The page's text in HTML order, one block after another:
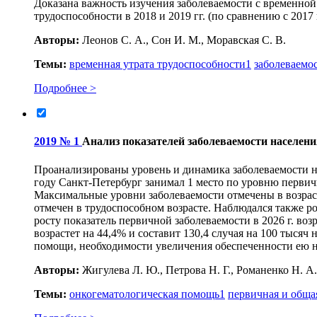
Доказана важность изучения заболеваемости с
трудоспособности в 2018 и 2019 гг. (по сравнению с
Авторы: Леонов С. А., Сон И. М., Моравская С. В.
Темы: временная утрата трудоспособности1
Подробнее >
2019 № 1 Анализ показателей заболеваемости
Проанализированы уровень и динамика заболеваемости
году Санкт-Петербург занимал 1 место по уровню
Максимальные уровни заболеваемости отмечены в
отмечен в трудоспособном возрасте. Наблюдался также
росту показатель первичной заболеваемости в 2026 г.
возрастет на 44,4% и составит 130,4 случая на 100
помощи, необходимости увеличения обеспеченности ею
Авторы: Жигулева Л. Ю., Петрова Н. Г., Романенко Н. А.
Темы: онкогематологическая помощь1 первичная и